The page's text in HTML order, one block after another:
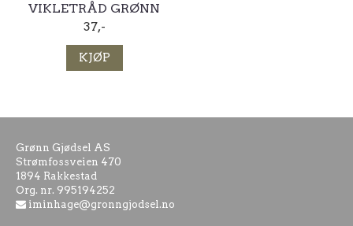
VIKLETRÅD GRØNN
37,-
KJØP
Grønn Gjødsel AS
Strømfossveien 470
1894 Rakkestad
Org. nr. 995194252
iminhage@gronngjodsel.no